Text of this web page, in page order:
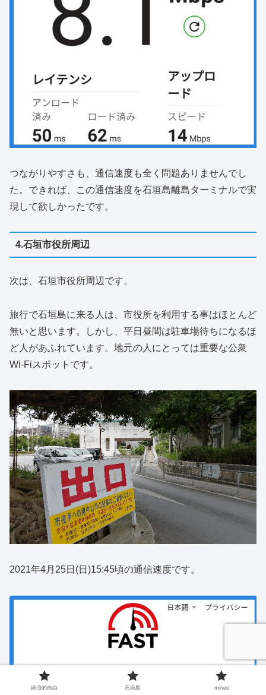
つながりやすさも、通信速度も全く問題ありませんでし
た。できれば、この通信速度を石垣島離島ターミナルで実
現して欲しかったです。
4.石垣市役所周辺
次は、石垣市役所周辺です。
旅行で石垣島に来る人は、市役所を利用する事はほとんど
無いと思います。しかし、平日昼間は駐車場待ちになるほ
ど人があふれています。地元の人にとっては重要な公衆
Wi-Fiスポットです。
2021年4月25日(日)15:45頃の通信速度です。
経済的自由 石垣島 mineo